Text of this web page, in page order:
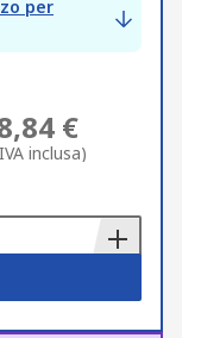
per
€
inclusa)